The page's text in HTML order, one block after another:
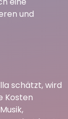
und
schätzt, wird
Kosten